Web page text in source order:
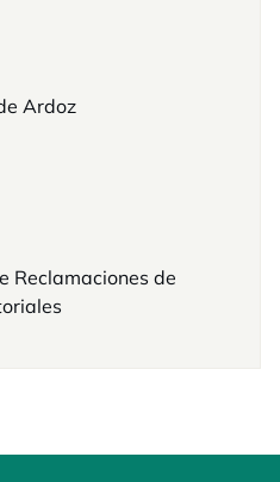
Ardoz
Reclamaciones de